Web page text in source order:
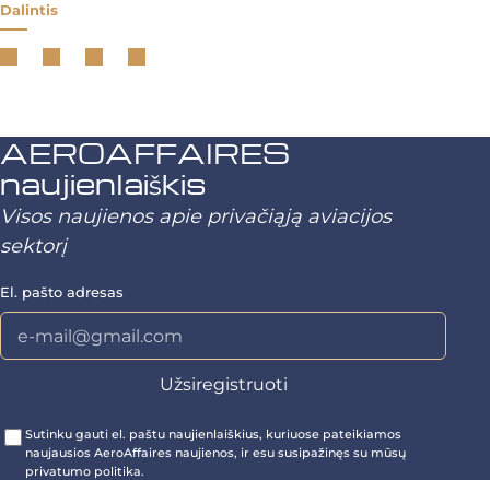
Dalintis
AEROAFFAIRES
naujienlaiškis
Visos naujienos apie privačiąją aviacijos
sektorį
El. pašto adresas
Sutinku gauti el. paštu naujienlaiškius, kuriuose pateikiamos
naujausios AeroAffaires naujienos, ir esu susipažinęs su mūsų
privatumo politika.